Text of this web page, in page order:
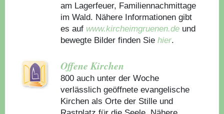
am Lagerfeuer, Familiennachmittage
im Wald. Nähere Informationen gibt
es auf www.kircheimgruenen.de und
bewegte Bilder finden Sie hier.
Offene Kirchen
800 auch unter der Woche
verlässlich geöffnete evangelische
Kirchen als Orte der Stille und